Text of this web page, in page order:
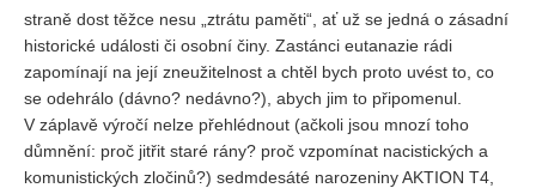
Vydání 3-2017
Vydání 2-2017
Vydání 1-2017
Vydání 4-2016
straně dost těžce nesu „ztrátu paměti“, ať už se jedná o zásadní
historické události či osobní činy. Zastánci eutanazie rádi
zapomínají na její zneužitelnost a chtěl bych proto uvést to, co
se odehrálo (dávno? nedávno?), abych jim to připomenul.
V záplavě výročí nelze přehlédnout (ačkoli jsou mnozí toho
důmnění: proč jitřit staré rány? proč vzpomínat nacistických a
komunistických zločinů?) sedmdesáté narozeniny AKTION T4,